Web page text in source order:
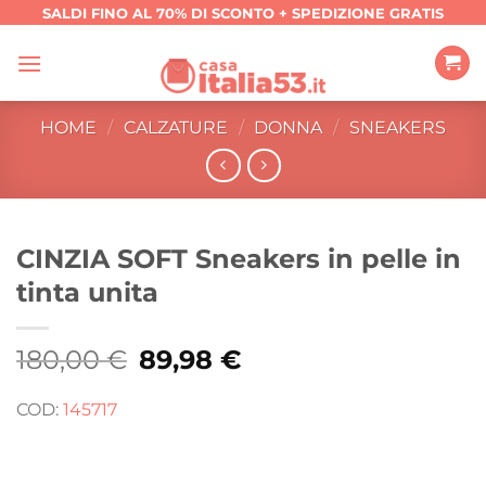
contenuti
SALDI FINO AL 70% DI SCONTO + SPEDIZIONE GRATIS
HOME / CALZATURE / DONNA / SNEAKERS
CINZIA SOFT Sneakers in pelle in
tinta unita
180,00€
Il
prezzo
89,98€Il
prezzo
COD: 145717